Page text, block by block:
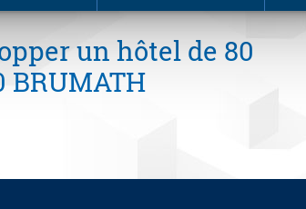
un hôtel de 80
BRUMATH